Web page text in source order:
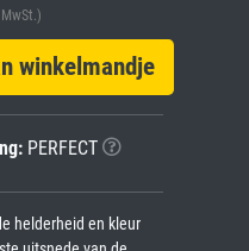
winkelmandje
PERFECT
helderheid en kleur